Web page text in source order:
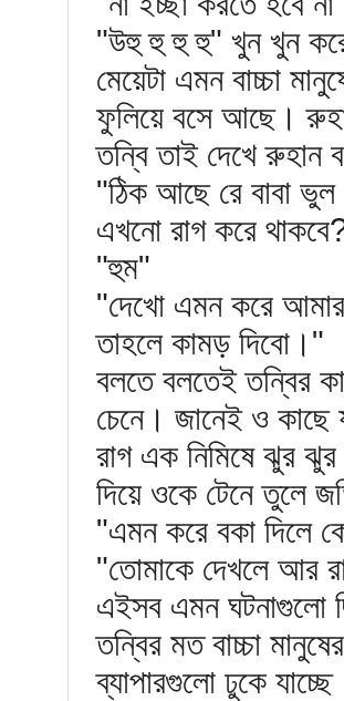
"উহু হু হু হু" খুন খুন
মেয়েটা এমন বাচ্চা
ফুলিয়ে বসে আছে।
তন্বি তাই দেখে রুহান
"ঠিক আছে রে বাবা
এখনো রাগ করে
"হুম"
"দেখো এমন করে আমার
তাহলে কামড় দিবো।"
বলতে বলতেই তন্বির
চেনে। জানেই ও কাছে
রাগ এক নিমিষে ঝুর ঝুর
দিয়ে ওকে টেনে তুলে
"এমন করে বকা দিলে
"তোমাকে দেখলে আর
এইসব এমন ঘটনাগুলো
তন্বির মত বাচ্চা
ব্যাপারগুলো ঢুকে